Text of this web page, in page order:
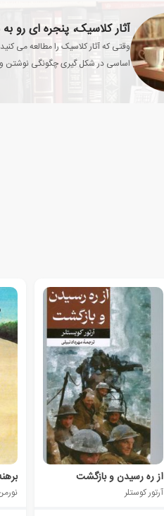
آثار کلاسیک، پنجره ای رو
وقتی که آثار کلاسیک را مطالعه می
اساسی در شکل گیری چگونگی نوشتن و
از ره رسیدن و بازگشت
آرتور کوستلر